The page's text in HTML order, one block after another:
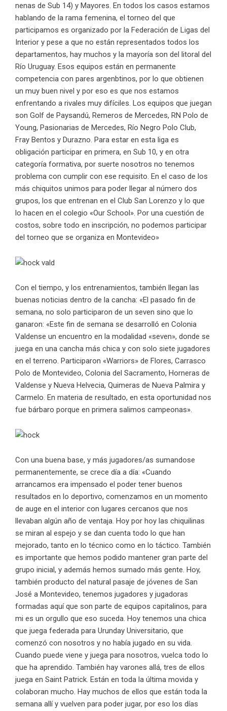
nenas de Sub 14) y Mayores. En todos los casos estamos
hablando de la rama femenina, el torneo del que
participamos es organizado por la Federación de Ligas del
Interior y pese a que no están representados todos los
departamentos, hay muchos y la mayoría son del litoral del
Río Uruguay. Esos equipos están en permanente
competencia con pares argenbtinos, por lo que obtienen
un muy buen nivel y por eso es que nos estamos
enfrentando a rivales muy difíciles. Los equipos que juegan
son Golf de Paysandú, Remeros de Mercedes, RN Polo de
Young, Pasionarias de Mercedes, Río Negro Polo Club,
Fray Bentos y Durazno. Para estar en esta liga es
obligación participar en primera, en Sub 10, y en otra
categoría formativa, por suerte nosotros no tenemos
problema con cumplir con ese requisito. En el caso de los
más chiquitos unimos para poder llegar al número dos
grupos, los que entrenan en el Club San Lorenzo y lo que
lo hacen en el colegio «Our School». Por una cuestión de
costos, sobre todo en inscripción, no podemos participar
del torneo que se organiza en Montevideo»
Con el tiempo, y los entrenamientos, también llegan las
buenas noticias dentro de la cancha: «El pasado fin de
semana, no solo participaron de un seven sino que lo
ganaron: «Este fin de semana se desarrolló en Colonia
Valdense un encuentro en la modalidad «seven», donde se
juega en una cancha más chica y con solo siete jugadores
en el terreno. Participaron «Warriors» de Flores, Carrasco
Polo de Montevideo, Colonia del Sacramento, Horneras de
Valdense y Nueva Helvecia, Quimeras de Nueva Palmira y
Carmelo. En materia de resultado, en esta oportunidad nos
fue bárbaro porque en primera salimos campeonas».
Con una buena base, y más jugadores/as sumandose
permanentemente, se crece día a día: «Cuando
arrancamos era impensado el poder tener buenos
resultados en lo deportivo, comenzamos en un momento
de auge en el interior con lugares cercanos que nos
llevaban algún año de ventaja. Hoy por hoy las chiquilinas
se miran al espejo y se dan cuenta todo lo que han
mejorado, tanto en lo técnico como en lo táctico. También
es importante que hemos podido mantener gran parte del
grupo inicial, y además hemos sumado más gente. Hoy,
también producto del natural pasaje de jóvenes de San
José a Montevideo, tenemos jugadores y jugadoras
formadas aquí que son parte de equipos capitalinos, para
mi es un orgullo que eso suceda. Hoy tenemos una chica
que juega federada para Urunday Universitario, que
comenzó con nosotros y no había jugado en su vida.
Cuando puede viene y juega para nosotros, vuelca todo lo
que ha aprendido. También hay varones allá, tres de ellos
juega en Saint Patrick. Están en toda la última movida y
colaboran mucho. Hay muchos de ellos que están toda la
semana allí y vuelven para poder jugar, por eso los días